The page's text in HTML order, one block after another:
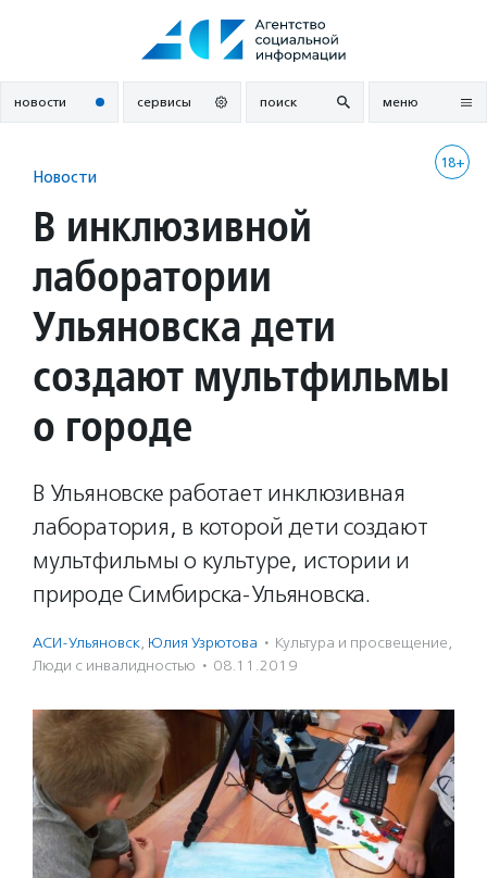
новости сервисы поиск меню
18+
Новости
В инклюзивной
лаборатории
Ульяновска дети
создают мультфильмы
о городе
В Ульяновске работает инклюзивная
лаборатория, в которой дети создают
мультфильмы о культуре, истории и
природе Симбирска-Ульяновска.
АСИ-Ульяновск, Юлия Узрютова · Культура и просвещение,
Люди с инвалидностью · 08.11.2019